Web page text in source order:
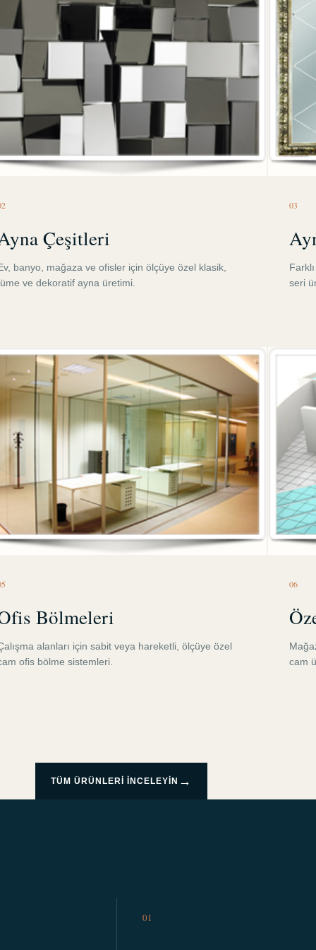
2
Çeşitleri
banyo, mağaza ve ofisler için ölçüye özel klasik,
ve dekoratif ayna üretimi.
03
seri
5
Bölmeleri
alanları için sabit veya hareketli, ölçüye özel
ofis bölme sistemleri.
06
cam
TÜM ÜRÜNLERI INCELEYIN →
01